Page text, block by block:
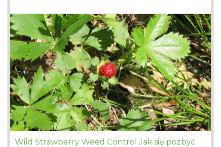
Wild Strawberry Weed Control Jak się pozbyć